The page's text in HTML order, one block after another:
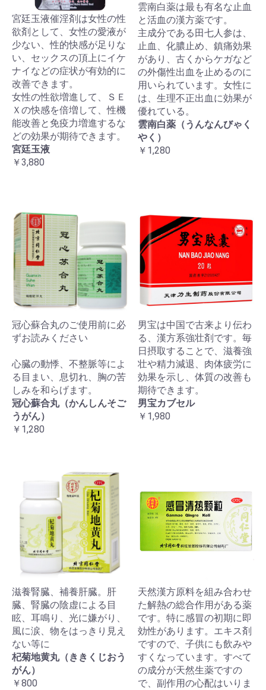
宮廷玉液催淫剤は女性の性
欲剤として、女性の愛液が
少ない、性的快感が足りな
い、セックスの頂上にイケ
ナイなどの症状が有効的に
改善できます。
女性の性欲増進して、ＳＥ
Ｘの快感を倍増して、性機
能改善と免疫力増進するな
どの効果が期待できます。
宮廷玉液
￥3,880
雲南白薬は最も有名な止血
と活血の漢方薬です。
主成分である田七人参は、
止血、化膿止め、鎮痛効果
があり、古くからケガなど
の外傷性出血を止めるのに
用いられています。女性に
は、生理不正出血に効果が
優れている。
雲南白薬（うんなんびゃく
やく）
￥1,280
冠心蘇合丸のご使用前に必
ずお読みください
心臓の動悸、不整脈等によ
る目まい、息切れ、胸の苦
しみを和らげます。
冠心蘇合丸（かんしんそご
うがん）
￥1,280
男宝は中国で古来より伝わ
る、漢方系強壮剤です。毎
日摂取することで、滋養強
壮や精力減退、肉体疲労に
効果を示し、体質の改善も
期待できます。
男宝カブセル
￥1,980
滋養腎臓、補養肝臓。肝
臓、腎臓の陰虚による目
眩、耳鳴り、光に嫌がり、
風に涙、物をはっきり見え
ない等に
杞菊地黄丸（ききくじおう
がん）
￥800
天然漢方原料を組み合わせ
た解熱の総合作用がある薬
です。特に感冒の初期に即
効性があります。エキス剤
ですので、子供にも飲みや
すくなっています。すべて
の成分が天然生薬ですの
で、副作用の心配はいりま